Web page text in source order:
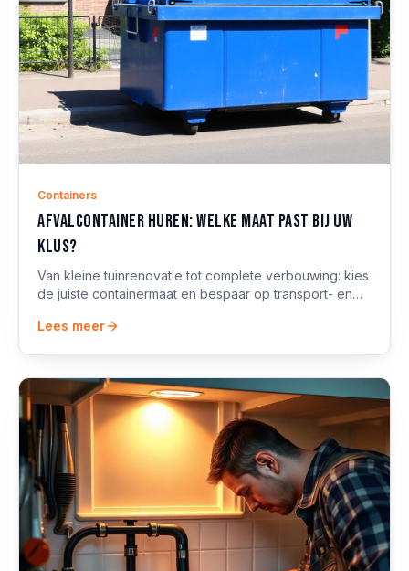
Containers
Afvalcontainer huren: welke maat past bij uw
klus?
Van kleine tuinrenovatie tot complete verbouwing: kies
de juiste containermaat en bespaar op transport- en
Lees meer